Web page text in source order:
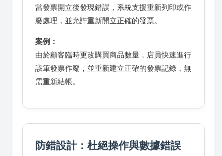
當發票開立後發現錯誤，系統支援重新列印或作
廢處理，並允許重新開立正確的發票。
案例：
由於顧客臨時更改購買商品數量，店員快速進行
該筆發票作廢，並重新建立正確的發票記錄，無
需重新結帳。
防錯設計：杜絕操作與數據錯誤